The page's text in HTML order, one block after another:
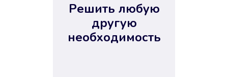
Решить любую
другую
необходимость